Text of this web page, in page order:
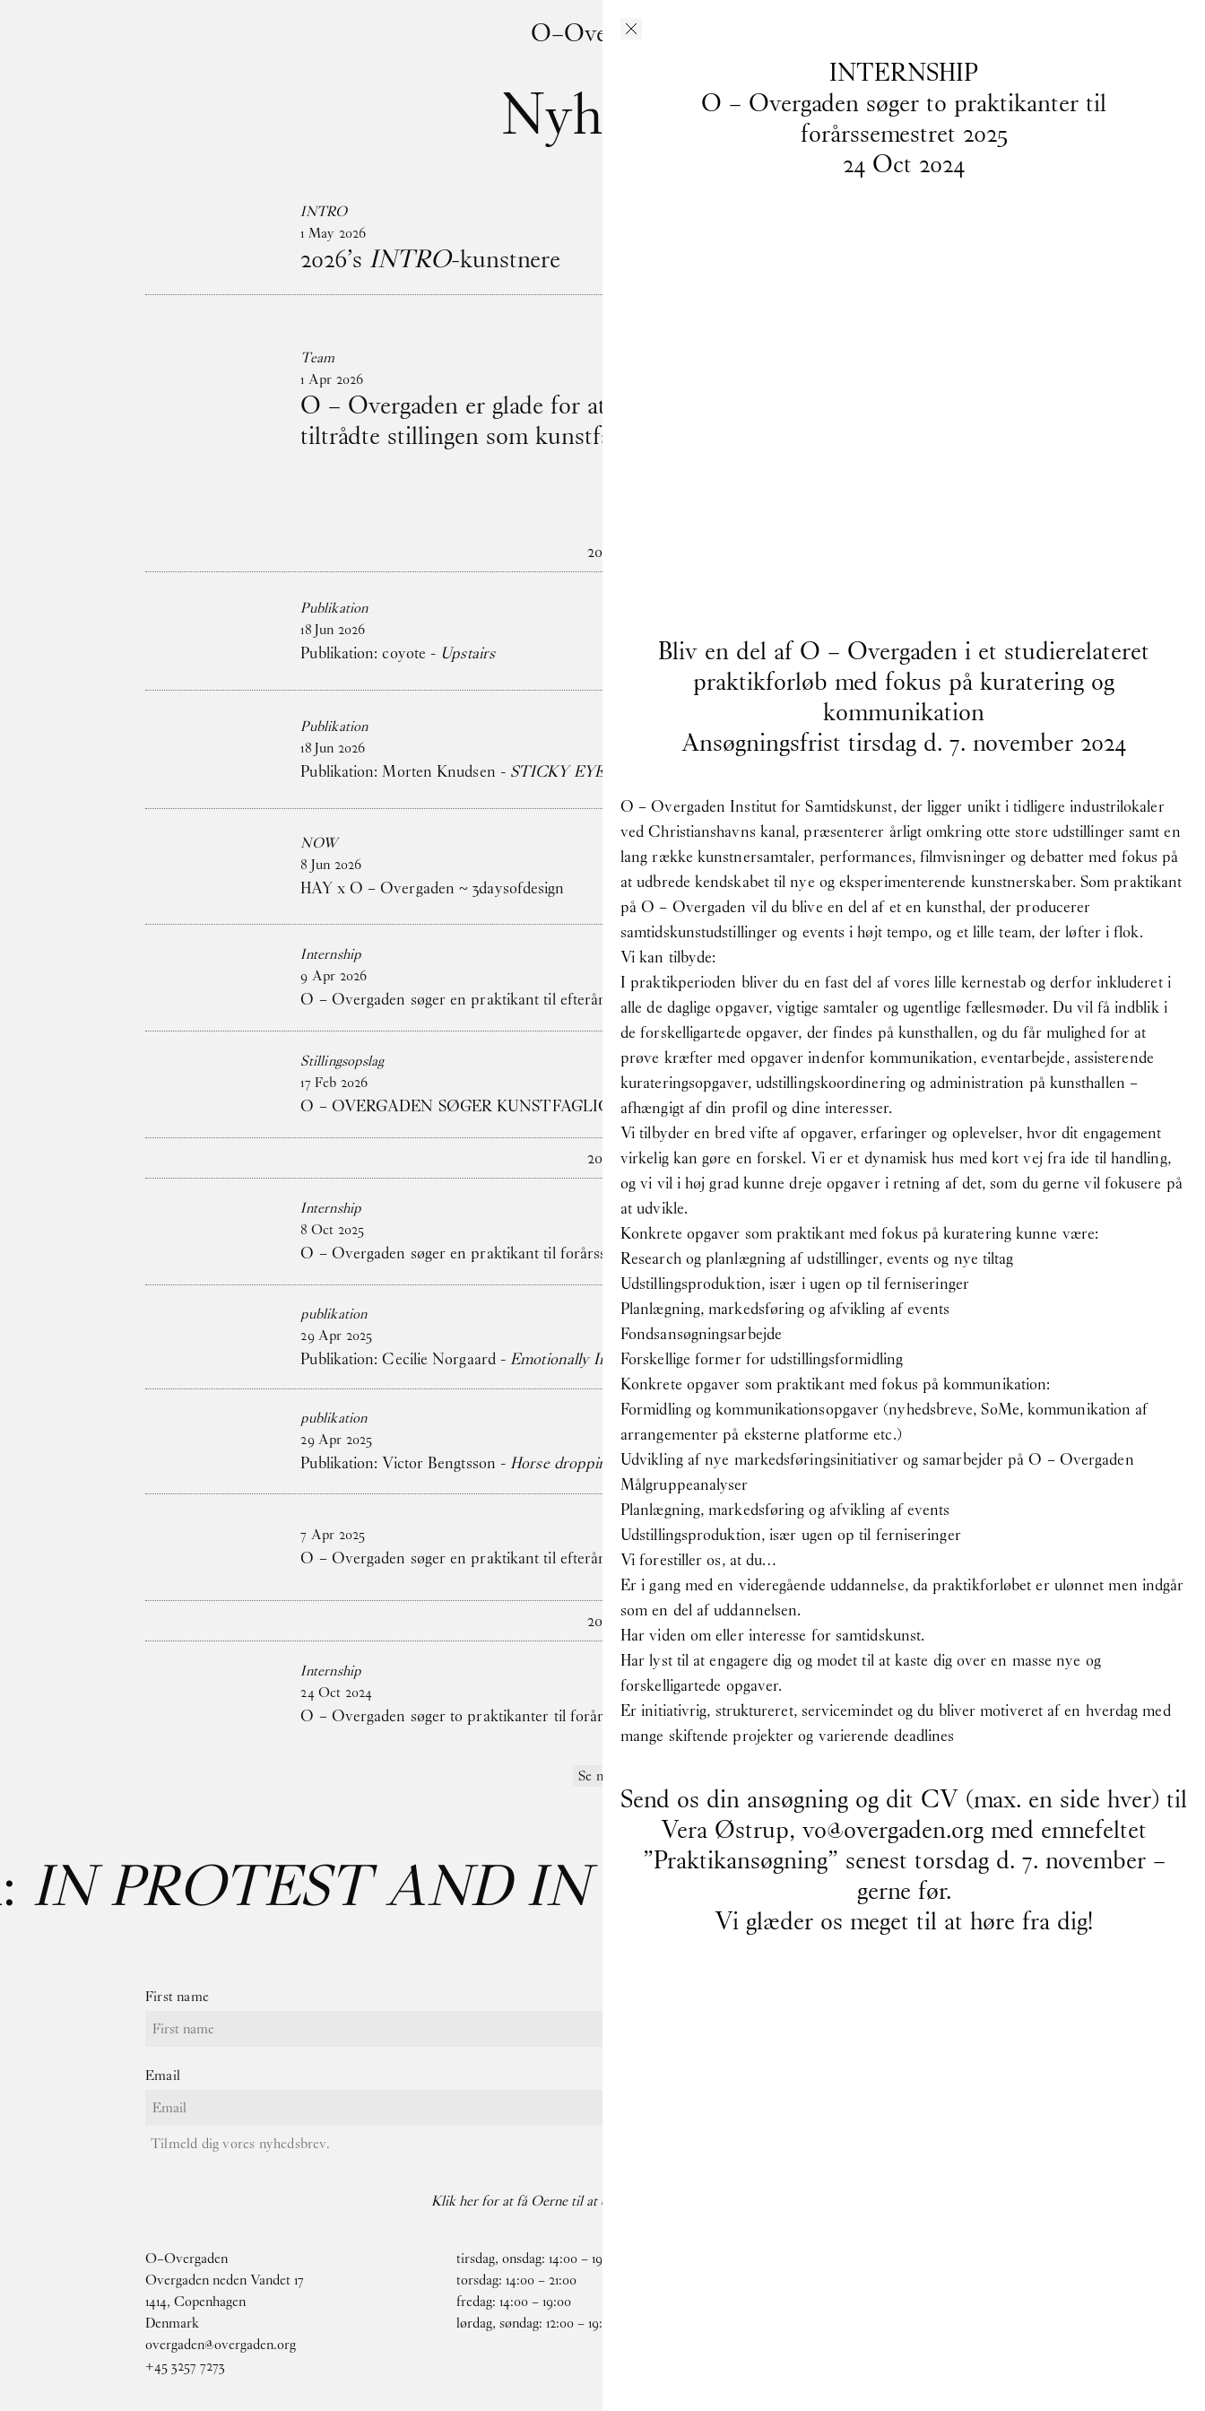
O–Overgaden
Nyheder
INTRO
1 May 2026
2026’s INTRO-kunstnere
Team
1 Apr 2026
O – Overgaden er glade for at byde Anne Mikél Jensen, som pr. 1. april
tiltrådte stillingen som kunstfaglig administrator, velkommen til teamet
2026
Publikation
18 Jun 2026
Publikation: coyote - Upstairs
Publikation
18 Jun 2026
Publikation: Morten Knudsen - STICKY EYES (paintings, collages, drawings, and monuments)
NOW
8 Jun 2026
HAY x O – Overgaden ~ 3daysofdesign
Internship
9 Apr 2026
O – Overgaden søger en praktikant til efterårssemesteret 2026
Stillingsopslag
17 Feb 2026
O – OVERGADEN SØGER KUNSTFAGLIG ADMINISTRATOR
2025
Internship
8 Oct 2025
O – Overgaden søger en praktikant til forårssemesteret 2026
publikation
29 Apr 2025
Publikation: Cecilie Norgaard - Emotionally Invested
publikation
29 Apr 2025
Publikation: Victor Bengtsson - Horse droppings are not figs
7 Apr 2025
O – Overgaden søger en praktikant til efterårssemesteret 2025
2024
Internship
24 Oct 2024
O – Overgaden søger to praktikanter til forårssemestret 2025
Se mere
INTERNSHIP
O – Overgaden søger to praktikanter til
forårssemestret 2025
24 Oct 2024
Bliv en del af O – Overgaden i et studierelateret
praktikforløb med fokus på kuratering og
kommunikation
Ansøgningsfrist tirsdag d. 7. november 2024
O – Overgaden Institut for Samtidskunst, der ligger unikt i tidligere industrilokaler
ved Christianshavns kanal, præsenterer årligt omkring otte store udstillinger samt en
lang række kunstnersamtaler, performances, filmvisninger og debatter med fokus på
at udbrede kendskabet til nye og eksperimenterende kunstnerskaber. Som praktikant
på O – Overgaden vil du blive en del af et en kunsthal, der producerer
samtidskunstudstillinger og events i højt tempo, og et lille team, der løfter i flok.
Vi kan tilbyde:
I praktikperioden bliver du en fast del af vores lille kernestab og derfor inkluderet i
alle de daglige opgaver, vigtige samtaler og ugentlige fællesmøder. Du vil få indblik i
de forskelligartede opgaver, der findes på kunsthallen, og du får mulighed for at
prøve kræfter med opgaver indenfor kommunikation, eventarbejde, assisterende
kurateringsopgaver, udstillingskoordinering og administration på kunsthallen –
afhængigt af din profil og dine interesser.
Vi tilbyder en bred vifte af opgaver, erfaringer og oplevelser, hvor dit engagement
virkelig kan gøre en forskel. Vi er et dynamisk hus med kort vej fra ide til handling,
og vi vil i høj grad kunne dreje opgaver i retning af det, som du gerne vil fokusere på
at udvikle.
Konkrete opgaver som praktikant med fokus på kuratering kunne være:
Research og planlægning af udstillinger, events og nye tiltag
Udstillingsproduktion, især i ugen op til ferniseringer
Planlægning, markedsføring og afvikling af events
Fondsansøgningsarbejde
Forskellige former for udstillingsformidling
Konkrete opgaver som praktikant med fokus på kommunikation:
Formidling og kommunikationsopgaver (nyhedsbreve, SoMe, kommunikation af
arrangementer på eksterne platforme etc.)
Udvikling af nye markedsføringsinitiativer og samarbejder på O – Overgaden
Målgruppeanalyser
Planlægning, markedsføring og afvikling af events
Udstillingsproduktion, især ugen op til ferniseringer
Vi forestiller os, at du…
Er i gang med en videregående uddannelse, da praktikforløbet er ulønnet men indgår
som en del af uddannelsen.
Har viden om eller interesse for samtidskunst.
Har lyst til at engagere dig og modet til at kaste dig over en masse nye og
forskelligartede opgaver.
Er initiativrig, struktureret, servicemindet og du bliver motiveret af en hverdag med
mange skiftende projekter og varierende deadlines
Send os din ansøgning og dit CV (max. en side hver) til
Vera Østrup, vo@overgaden.org med emnefeltet
”Praktikansøgning” senest torsdag d. 7. november –
gerne før.
Vi glæder os meget til at høre fra dig!
IN PROTEST AND IN CARE: Gruppeudstilling
First name
Email
Tilmeld dig vores nyhedsbrev.
Klik her for at få Oerne til at danse på din pauseskærm igen
O–Overgaden
Overgaden neden Vandet 17
1414, Copenhagen
Denmark
overgaden@overgaden.org
+45 3257 7273
tirsdag, onsdag: 14:00–19:
torsdag: 14:00–21:00
fredag: 14:00–19:00
lørdag, søndag: 12:00–19: